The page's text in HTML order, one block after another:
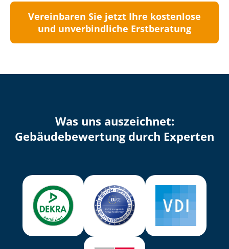
Vereinbaren Sie jetzt Ihre kostenlose
und unverbindliche Erstberatung
Was uns auszeichnet:
Ge­bäu­de­be­wer­tung durch Experten